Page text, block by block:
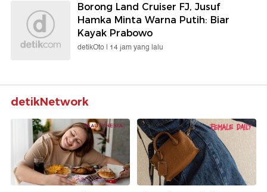
Borong Land Cruiser FJ, Jusuf
Hamka Minta Warna Putih: Biar
Kayak Prabowo
detikOto | 14 jam yang lalu
detikNetwork